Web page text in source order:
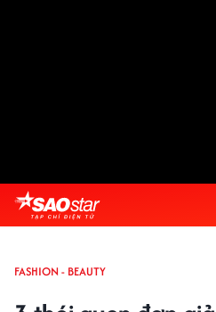
FASHION - BEAUTY